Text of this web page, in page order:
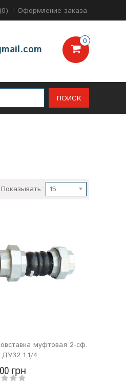
Оформление заказа
0
ПОИСК
Показывать: 15
муфтовая 2-сф.
ДУ32 1,1/4
грн